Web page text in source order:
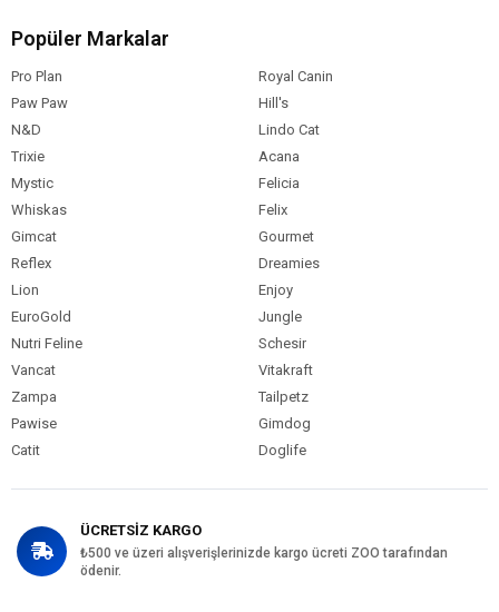
Aralığı
Köpek Maması
Köpek Maması
Köpek Özel
Gereksinim
Tüy ve Deri Sağlığı
Köpek Irk
Boyutu
Tüm Irklara Uygun
Köpek Maması
İçerik
Köpek Maması
Köpek Irk
Tümüne Uygun
Popüler Markalar
Pro Plan
Royal Canin
Paw Paw
Hill's
N&D
Lindo Cat
Trixie
Acana
Mystic
Felicia
Whiskas
Felix
Gimcat
Gourmet
Reflex
Dreamies
Lion
Enjoy
EuroGold
Jungle
Nutri Feline
Schesir
Vancat
Vitakraft
Zampa
Tailpetz
Pawise
Gimdog
Catit
Doglife
ÜCRETSİZ KARGO
₺500 ve üzeri alışverişlerinizde kargo ücreti ZOO tarafından
ödenir.